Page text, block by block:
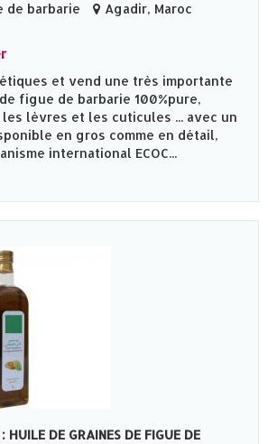
de barbarie
Agadir, Maroc
et vend une très importante
figue de barbarie 100%pure,
lèvres et les cuticules ... avec un
en gros comme en détail,
international ECOC...
HUILE DE GRAINES DE FIGUE DE